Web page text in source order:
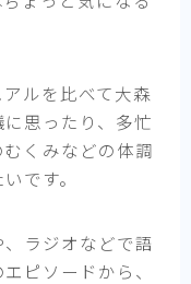
ルを比べて大森
思ったり、多忙
くみなどの体調
です。
ラジオなどで語
ピソードから、